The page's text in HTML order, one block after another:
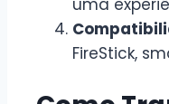
FireStick,